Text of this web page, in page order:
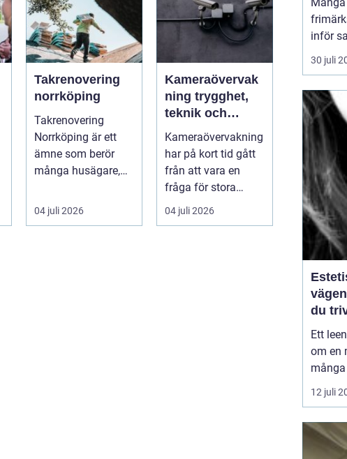
Takrenovering
norrköping
Takrenovering
Norrköping är ett
ämne som berör
många husägare,
gar och fastighets...
04 juli 2026
Kameraövervak
ning trygghet,
teknik och
ansvar i samma
lösning
Kameraövervakning
har på kort tid gått
från att vara en
fråga för stora
företag och
köpcentrum till ...
04 juli 2026
inför
är
för
eller
går
30 juli
du
Ett
om en
både
12 juli